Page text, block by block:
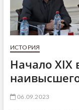
ИСТОРИЯ
Начало XIX
06.09.2023